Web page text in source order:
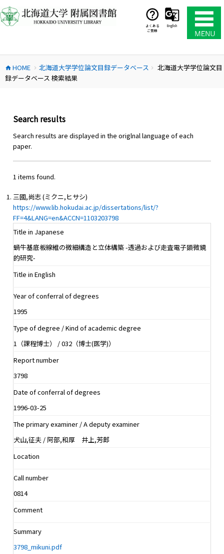
ン
テ
ス
キ
よくある
ご質問
English
home HOME chevron_right 北海道大学学位論文目録データベース chevron_right
北海道大学学位論文目
録データベース 検索結果
Search results
Search results are displayed in the origlnal language of each
paper.
1 items found.
三國,尚志 (ミクニ,ヒサシ)
https://www.lib.hokudai.ac.jp/dissertations/list/?
FF=4&LANG=en&ACCN=1103203798
Title in Japanese
蝸牛基底板線維の微細構造と立体構築 -透過および走査電子顕微鏡
的研究-
Title in English
Year of conferral of degrees
1995
Type of degree / Kind of academic degree
1（課程博士） / 032（博士(医学)）
Report number
3798
Date of conferral of degrees
1996-03-25
The primary examiner / A deputy examiner
犬山,征夫 / 阿部,和厚 井上,芳郎
Location
Call number
0814
Comment
Summary
3798_mikuni.pdf